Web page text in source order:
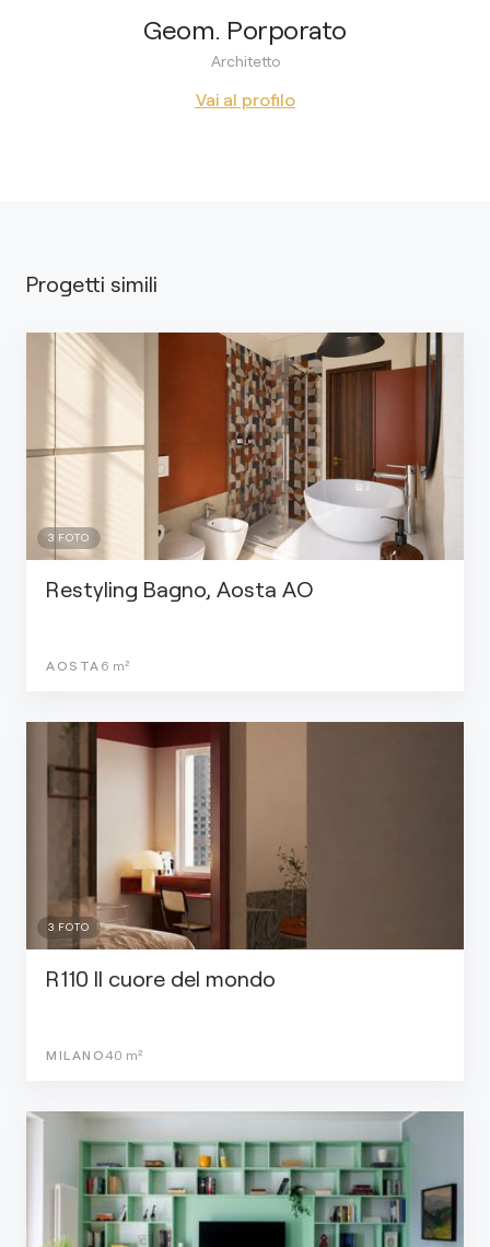
Geom. Porporato
Architetto
Vai al profilo
Progetti simili
3 FOTO
Restyling Bagno, Aosta AO
AOSTA 6 m²
3 FOTO
R110 Il cuore del mondo
MILANO40 m²